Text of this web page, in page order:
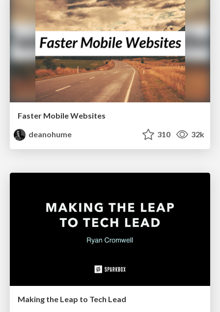
Faster Mobile Websites
deanohume
310 32k
Making the Leap to Tech Lead